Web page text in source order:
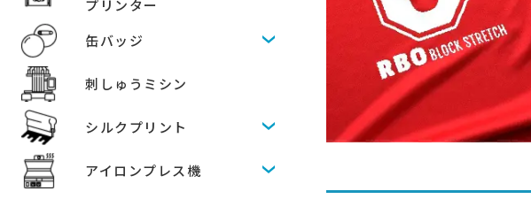
プリンター
缶バッジ
刺しゅうミシン
シルクプリント
アイロンプレス機